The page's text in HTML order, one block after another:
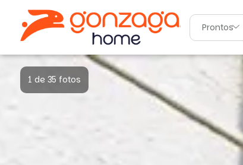
Prontos
1 de 35 fotos